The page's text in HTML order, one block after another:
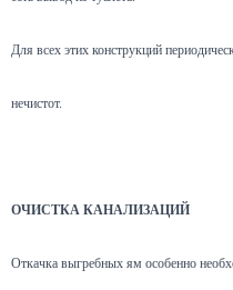
Для всех этих конструкций
нечистот.
ОЧИСТКА КАНАЛИЗАЦИЙ
Откачка выгребных ям особенно